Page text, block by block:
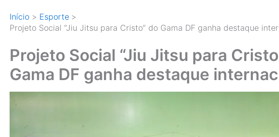
Início
Esporte
Projeto Social “Jiu Jitsu para Cristo” do Gama DF ganha destaque
Projeto Social “Jiu Jitsu para
Gama DF ganha destaque